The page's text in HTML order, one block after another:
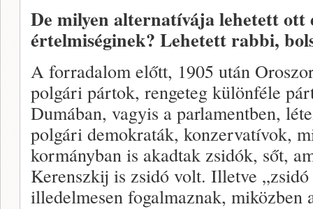
De milyen alternatívája lehetett ott
értelmiséginek? Lehetett rabbi,
A forradalom előtt, 1905 után
polgári pártok, rengeteg különféle
Dumában, vagyis a parlamentben,
polgári demokraták, konzervatívok,
kormányban is akadtak zsidók, sőt,
Kerenszkij is zsidó volt. Illetve „zsidó
illedelmesen fogalmaznak, miközben